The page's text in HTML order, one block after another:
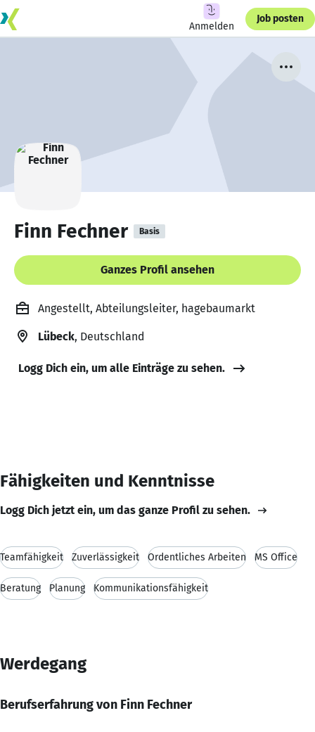
Anmelden
Job posten
Finn Fechner Basis
Ganzes Profil ansehen
Angestellt, Abteilungsleiter, hagebaumarkt
Lübeck, Deutschland
Logg Dich ein, um alle Einträge zu sehen.
Fähigkeiten und Kenntnisse
Logg Dich jetzt ein, um das ganze Profil zu sehen.
Teamfähigkeit Zuverlässigkeit Ordentliches Arbeiten MS Office
Beratung Planung Kommunikationsfähigkeit
Werdegang
Berufserfahrung von Finn Fechner